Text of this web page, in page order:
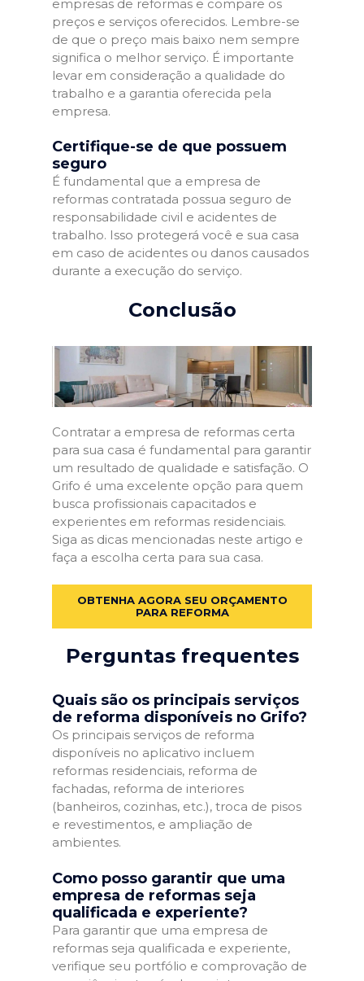
empresas de reformas e compare os
preços e serviços oferecidos. Lembre-se
de que o preço mais baixo nem sempre
significa o melhor serviço. É importante
levar em consideração a qualidade do
trabalho e a garantia oferecida pela
empresa.
Certifique-se de que possuem
seguro
É fundamental que a empresa de
reformas contratada possua seguro de
responsabilidade civil e acidentes de
trabalho. Isso protegerá você e sua casa
em caso de acidentes ou danos causados
durante a execução do serviço.
Conclusão
Contratar a empresa de reformas certa
para sua casa é fundamental para garantir
um resultado de qualidade e satisfação. O
Grifo é uma excelente opção para quem
busca profissionais capacitados e
experientes em reformas residenciais.
Siga as dicas mencionadas neste artigo e
faça a escolha certa para sua casa.
OBTENHA AGORA SEU ORÇAMENTO
PARA REFORMA
Perguntas frequentes
Quais são os principais serviços
de reforma disponíveis no Grifo?
Os principais serviços de reforma
disponíveis no aplicativo incluem
reformas residenciais, reforma de
fachadas, reforma de interiores
(banheiros, cozinhas, etc.), troca de pisos
e revestimentos, e ampliação de
ambientes.
Como posso garantir que uma
empresa de reformas seja
qualificada e experiente?
Para garantir que uma empresa de
reformas seja qualificada e experiente,
verifique seu portfólio e comprovação de